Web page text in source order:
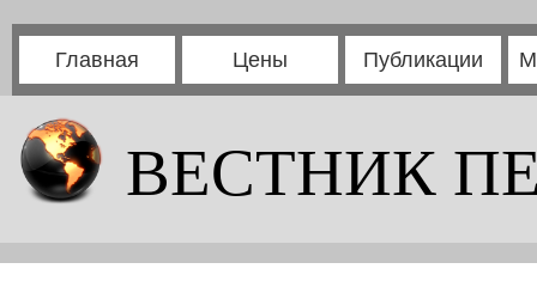
Главная Цены Публикации
ВЕСТНИК